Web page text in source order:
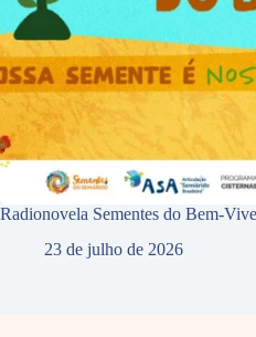
Radionovela Sementes do Bem-
23 de julho de 2026